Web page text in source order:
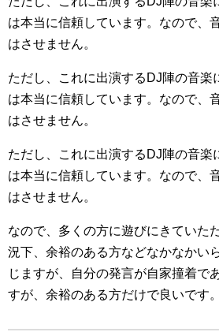
は本当に信頼しています。なので、
はさせません。
ただし、これに出演するDJ陣の音楽
は本当に信頼しています。なので、
はさせません。
ただし、これに出演するDJ陣の音楽
は本当に信頼しています。なので、
はさせません。
なので、多くの方に遊びにきていた
況下、余裕のある方などなかなかい
じますが、自分の発言が自家撞着で
すが、余裕のある方だけで良いです。